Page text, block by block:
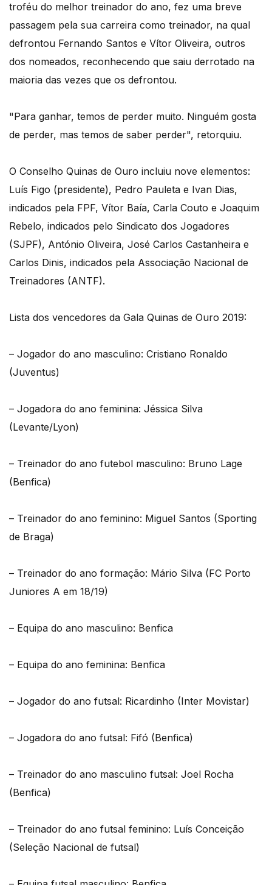
troféu do melhor treinador do ano, fez uma breve
passagem pela sua carreira como treinador, na qual
defrontou Fernando Santos e Vítor Oliveira, outros
dos nomeados, reconhecendo que saiu derrotado na
maioria das vezes que os defrontou.
"Para ganhar, temos de perder muito. Ninguém gosta
de perder, mas temos de saber perder", retorquiu.
O Conselho Quinas de Ouro incluiu nove elementos:
Luís Figo (presidente), Pedro Pauleta e Ivan Dias,
indicados pela FPF, Vítor Baía, Carla Couto e Joaquim
Rebelo, indicados pelo Sindicato dos Jogadores
(SJPF), António Oliveira, José Carlos Castanheira e
Carlos Dinis, indicados pela Associação Nacional de
Treinadores (ANTF).
Lista dos vencedores da Gala Quinas de Ouro 2019:
– Jogador do ano masculino: Cristiano Ronaldo
(Juventus)
– Jogadora do ano feminina: Jéssica Silva
(Levante/Lyon)
– Treinador do ano futebol masculino: Bruno Lage
(Benfica)
– Treinador do ano feminino: Miguel Santos (Sporting
de Braga)
– Treinador do ano formação: Mário Silva (FC Porto
Juniores A em 18/19)
– Equipa do ano masculino: Benfica
– Equipa do ano feminina: Benfica
– Jogador do ano futsal: Ricardinho (Inter Movistar)
– Jogadora do ano futsal: Fifó (Benfica)
– Treinador do ano masculino futsal: Joel Rocha
(Benfica)
– Treinador do ano futsal feminino: Luís Conceição
(Seleção Nacional de futsal)